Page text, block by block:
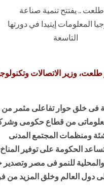
وزير الاتصالات
فى خلق حوار تفاعلى مثمر
من قطاع حكومى
ومنظمات المجتمع المدنى
الحكومة على توفير المناخ
للنمو فى مصر وتصدير
دول العالم وخلق المزيد من